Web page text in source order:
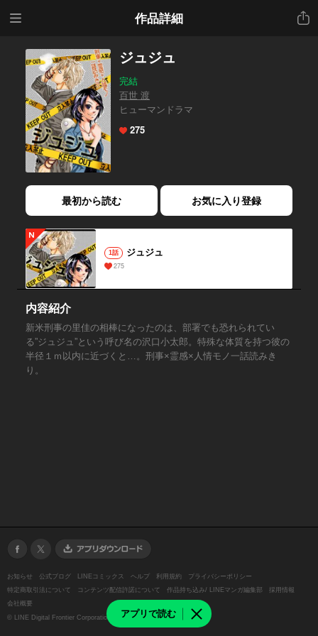
作品詳細
共有
アプリで読む
ジュジュ
完結
百世 渡
ヒューマンドラマ
275
最初から読む お気に入り登録
1話 ジュジュ
275
内容紹介
新米刑事の里佳の相棒になったのは、部署でも恐れられてい
る”ジュジュ”という呼び名の沢口小太郎。特殊な体質を持つ彼の
半径１ｍ以内に近づくと…。刑事×霊感×人情モノ一話読みき
り。
お知らせ 公式ブログ LINEコミックス ヘルプ 利用規約
プライバシーポリシー
特定商取引法について
コンテンツ配信許諾について 作品持ち込み/ LINEマンガ編集部
採用情報
会社概要
© LINE Digital Frontier Corporation